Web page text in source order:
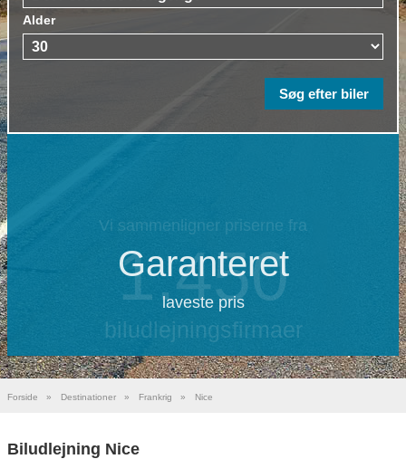
Alder
Garanteret
laveste pris
Forside » Destinationer » Frankrig » Nice
Biludlejning Nice